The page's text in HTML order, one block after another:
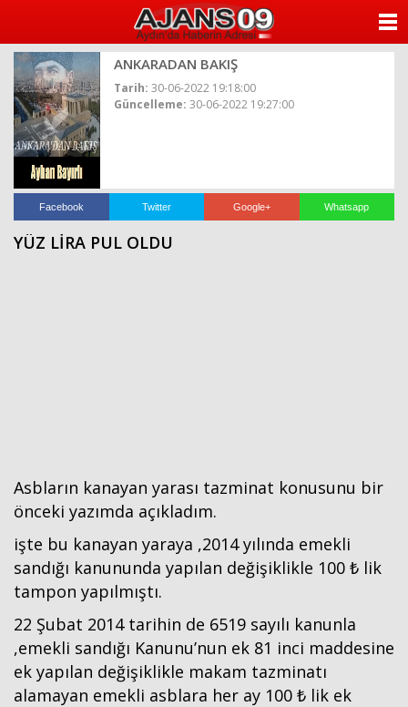
ANKARADAN BAKIŞ
Tarih: 30-06-2022 19:18:00
Güncelleme: 30-06-2022 19:27:00
Facebook Twitter Google+ Whatsapp
YÜZ LİRA PUL OLDU
Asbların kanayan yarası tazminat konusunu bir
önceki yazımda açıkladım.
işte bu kanayan yaraya ,2014 yılında emekli
sandığı kanununda yapılan değişiklikle 100 ₺ lik
tampon yapılmıştı.
22 Şubat 2014 tarihin de 6519 sayılı kanunla
,emekli sandığı Kanunu’nun ek 81 inci maddesine
ek yapılan değişiklikle makam tazminatı
alamayan emekli asblara her ay 100 ₺ lik ek
YAZARLAR